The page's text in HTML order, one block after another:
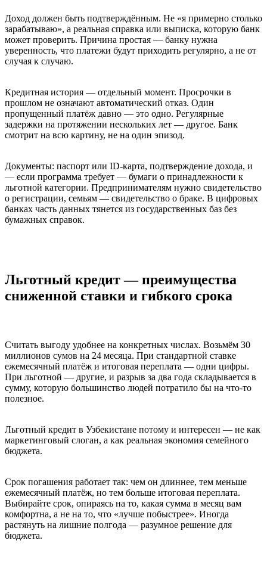
Доход должен быть подтверждённым. Не «я примерно столько
зарабатываю», а реальная справка или выписка, которую банк
может проверить. Причина простая — банку нужна
уверенность, что платежи будут приходить регулярно, а не от
случая к случаю.
Кредитная история — отдельный момент. Просрочки в
прошлом не означают автоматический отказ. Один
пропущенный платёж давно — это одно. Регулярные
задержки на протяжении нескольких лет — другое. Банк
смотрит на всю картину, не на один эпизод.
Документы: паспорт или ID-карта, подтверждение дохода, и
— если программа требует — бумаги о принадлежности к
льготной категории. Предпринимателям нужно свидетельство
о регистрации, семьям — свидетельство о браке. В цифровых
банках часть данных тянется из государственных баз без
бумажных справок.
Льготный кредит — преимущества
сниженной ставки и гибкого срока
Считать выгоду удобнее на конкретных числах. Возьмём 30
миллионов сумов на 24 месяца. При стандартной ставке
ежемесячный платёж и итоговая переплата — одни цифры.
При льготной — другие, и разрыв за два года складывается в
сумму, которую большинство людей потратило бы на что-то
полезное.
Льготный кредит в Узбекистане потому и интересен — не как
маркетинговый слоган, а как реальная экономия семейного
бюджета.
Срок погашения работает так: чем он длиннее, тем меньше
ежемесячный платёж, но тем больше итоговая переплата.
Выбирайте срок, опираясь на то, какая сумма в месяц вам
комфортна, а не на то, что «лучше побыстрее». Иногда
растянуть на лишние полгода — разумное решение для
бюджета.